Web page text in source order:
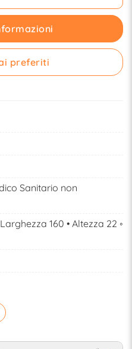
preferiti
Sanitario non
160 • Altezza 22 ◦